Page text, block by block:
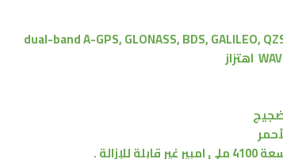
اهتزاز
4100ملي امبيرغير قابلة للإزالة .